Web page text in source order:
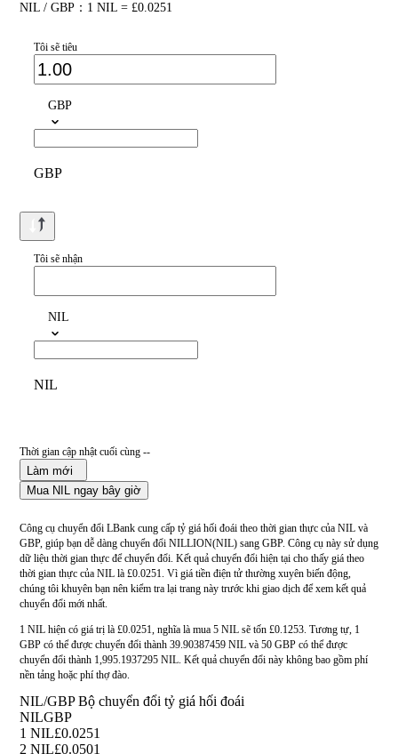
NIL / GBP：1 NIL = £0.0251
Tôi sẽ tiêu
GBP
GBP
Tôi sẽ nhận
NIL
NIL
Thời gian cập nhật cuối cùng --
Làm mới
Mua NIL ngay bây giờ
Công cụ chuyển đổi LBank cung cấp tỷ giá hối đoái theo thời gian thực của NIL và
GBP, giúp bạn dễ dàng chuyển đổi NILLION(NIL) sang GBP. Công cụ này sử dụng
dữ liệu thời gian thực để chuyển đổi. Kết quả chuyển đổi hiện tại cho thấy giá theo
thời gian thực của NIL là £0.0251. Vì giá tiền điện tử thường xuyên biến động,
chúng tôi khuyên bạn nên kiểm tra lại trang này trước khi giao dịch để xem kết quả
chuyển đổi mới nhất.
1 NIL hiện có giá trị là £0.0251, nghĩa là mua 5 NIL sẽ tốn £0.1253. Tương tự, 1
GBP có thể được chuyển đổi thành 39.90387459 NIL và 50 GBP có thể được
chuyển đổi thành 1,995.1937295 NIL. Kết quả chuyển đổi này không bao gồm phí
nền tảng hoặc phí thợ đào.
NIL/GBP Bộ chuyển đổi tỷ giá hối đoái
NILGBP
1 NIL£0.0251
2 NIL£0.0501